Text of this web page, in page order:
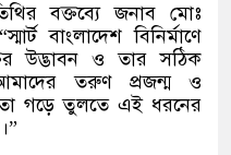
বক্তব্যে জনাব মোঃ
বাংলাদেশ বিনির্মাণে
উদ্ভাবন ও তার সঠিক
তরুণ প্রজন্ম ও
গড়ে তুলতে এই ধরনের